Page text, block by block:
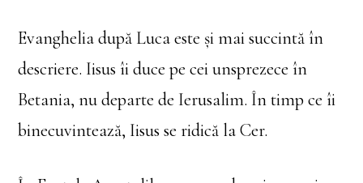
Evanghelia după Luca este și mai succintă în
descriere. Iisus îi duce pe cei unsprezece în
Betania, nu departe de Ierusalim. În timp ce îi
binecuvintează, Iisus se ridică la Cer.